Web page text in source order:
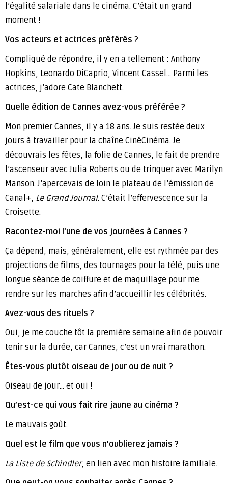
l’égalité salariale dans le cinéma. C’était un grand
moment !
Vos acteurs et actrices préférés ?
Compliqué de répondre, il y en a tellement : Anthony
Hopkins, Leonardo DiCaprio, Vincent Cassel… Parmi les
actrices, j’adore Cate Blanchett.
Quelle édition de Cannes avez-vous préférée ?
Mon premier Cannes, il y a 18 ans. Je suis restée deux
jours à travailler pour la chaîne CinéCinéma. Je
découvrais les fêtes, la folie de Cannes, le fait de prendre
l’ascenseur avec Julia Roberts ou de trinquer avec Marilyn
Manson. J’apercevais de loin le plateau de l’émission de
Canal+, Le Grand Journal. C’était l’effervescence sur la
Croisette.
Racontez-moi l’une de vos journées à Cannes ?
Ça dépend, mais, généralement, elle est rythmée par des
projections de films, des tournages pour la télé, puis une
longue séance de coiffure et de maquillage pour me
rendre sur les marches afin d’accueillir les célébrités.
Avez-vous des rituels ?
Oui, je me couche tôt la première semaine afin de pouvoir
tenir sur la durée, car Cannes, c’est un vrai marathon.
Êtes-vous plutôt oiseau de jour ou de nuit ?
Oiseau de jour… et oui !
Qu’est-ce qui vous fait rire jaune au cinéma ?
Le mauvais goût.
Quel est le film que vous n’oublierez jamais ?
La Liste de Schindler, en lien avec mon histoire familiale.